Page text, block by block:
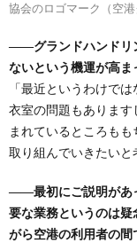
協会のロゴマーク（空
――グランドハンドリ
ないという機運が高ま
「最近というわけで
衣室の問題もありま
まれているところも
取り組んでいきたいと
――最初にご説明があ
要な業務というのは
がら空港の利用者の間